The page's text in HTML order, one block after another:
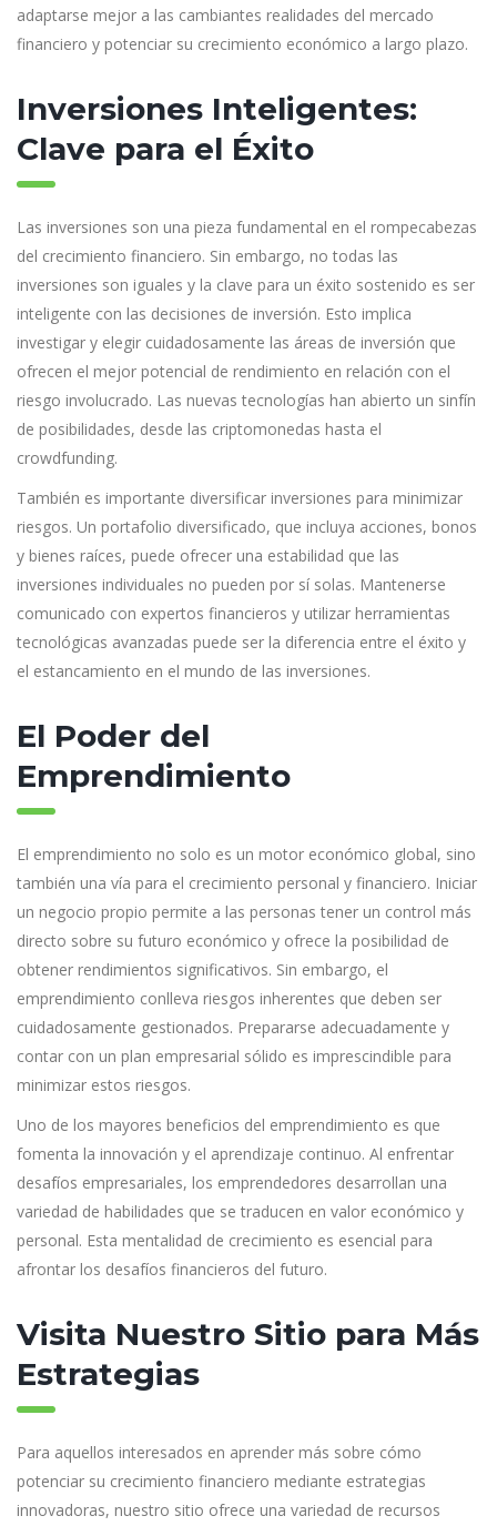
adaptarse mejor a las cambiantes realidades del mercado
financiero y potenciar su crecimiento económico a largo plazo.
Inversiones Inteligentes:
Clave para el Éxito
Las inversiones son una pieza fundamental en el rompecabezas
del crecimiento financiero. Sin embargo, no todas las
inversiones son iguales y la clave para un éxito sostenido es ser
inteligente con las decisiones de inversión. Esto implica
investigar y elegir cuidadosamente las áreas de inversión que
ofrecen el mejor potencial de rendimiento en relación con el
riesgo involucrado. Las nuevas tecnologías han abierto un sinfín
de posibilidades, desde las criptomonedas hasta el
crowdfunding.
También es importante diversificar inversiones para minimizar
riesgos. Un portafolio diversificado, que incluya acciones, bonos
y bienes raíces, puede ofrecer una estabilidad que las
inversiones individuales no pueden por sí solas. Mantenerse
comunicado con expertos financieros y utilizar herramientas
tecnológicas avanzadas puede ser la diferencia entre el éxito y
el estancamiento en el mundo de las inversiones.
El Poder del
Emprendimiento
El emprendimiento no solo es un motor económico global, sino
también una vía para el crecimiento personal y financiero. Iniciar
un negocio propio permite a las personas tener un control más
directo sobre su futuro económico y ofrece la posibilidad de
obtener rendimientos significativos. Sin embargo, el
emprendimiento conlleva riesgos inherentes que deben ser
cuidadosamente gestionados. Prepararse adecuadamente y
contar con un plan empresarial sólido es imprescindible para
minimizar estos riesgos.
Uno de los mayores beneficios del emprendimiento es que
fomenta la innovación y el aprendizaje continuo. Al enfrentar
desafíos empresariales, los emprendedores desarrollan una
variedad de habilidades que se traducen en valor económico y
personal. Esta mentalidad de crecimiento es esencial para
afrontar los desafíos financieros del futuro.
Visita Nuestro Sitio para Más
Estrategias
Para aquellos interesados en aprender más sobre cómo
potenciar su crecimiento financiero mediante estrategias
innovadoras, nuestro sitio ofrece una variedad de recursos